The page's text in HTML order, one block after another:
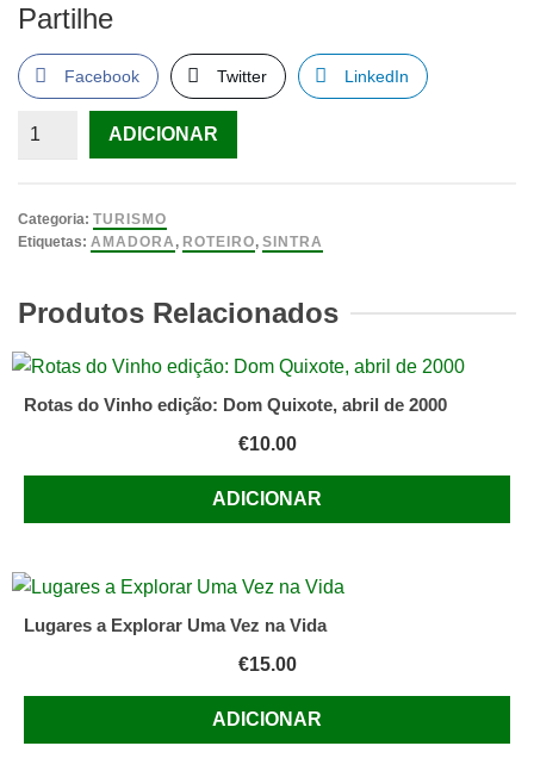
Partilhe
Facebook Twitter LinkedIn
Quantidade
dos
concelhos
Amadora
ADICIONAR
Categoria: TURISMO
Etiquetas: AMADORA , ROTEIRO, SINTRA
Produtos Relacionados
Rotas do Vinho edição: Dom Quixote, abril de 2000
€10.00
ADICIONAR
Lugares a Explorar Uma Vez na Vida
€15.00
ADICIONAR